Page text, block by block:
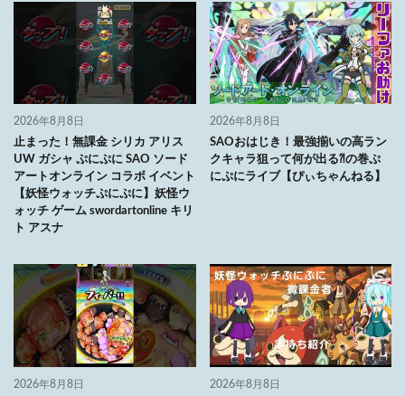
2026年8月8日
止まった！無課金 シリカ アリス
UW ガシャ ぷにぷに SAO ソード
アートオンライン コラボ イベント
【妖怪ウォッチぷにぷに】妖怪ウ
ォッチ ゲーム swordartonline キリ
ト アスナ
2026年8月8日
SAOおはじき！最強揃いの高ラン
クキャラ狙って何が出る⁈の巻ぷ
にぷにライブ【ぴぃちゃんねる】
2026年8月8日 2026年8月8日